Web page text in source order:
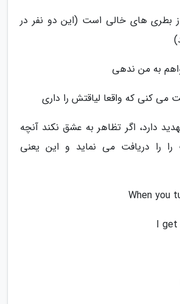
بطری های خالی است (این دو نفر در
به من ندهی
می کنی که واقعا لیاقتش را داری
دارد، اگر تظاهر به عشق نکند آنچه
را دریافت می نماید و این یعنی
When you
I get